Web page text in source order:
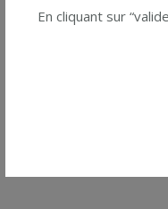
En cliquant sur